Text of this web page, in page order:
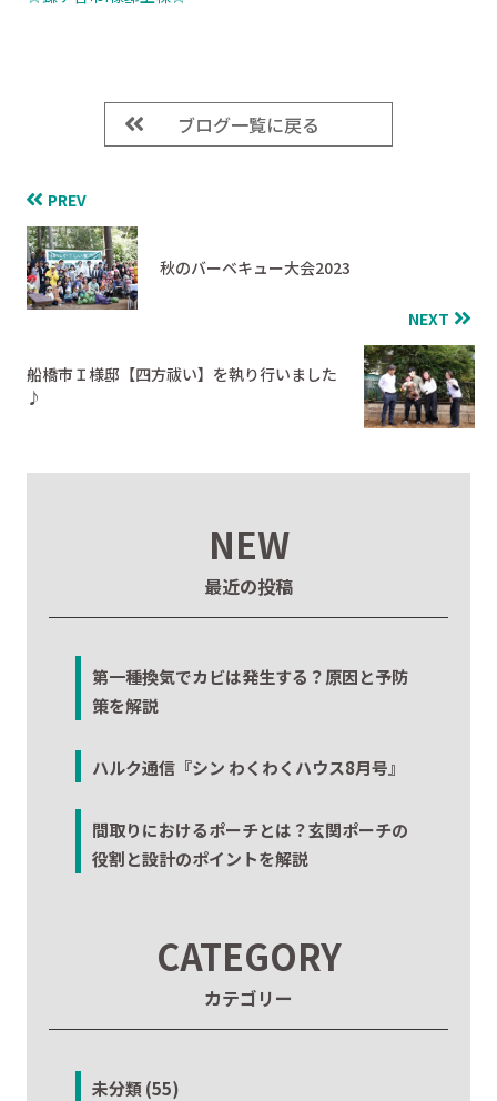
ブログ一覧に戻る
PREV
秋のバーベキュー大会2023
NEXT
船橋市Ｉ様邸【四方祓い】を執り行いました
♪
NEW
最近の投稿
第一種換気でカビは発生する？原因と予防
策を解説
ハルク通信『シン わくわくハウス8月号』
間取りにおけるポーチとは？玄関ポーチの
役割と設計のポイントを解説
CATEGORY
カテゴリー
未分類 (55)